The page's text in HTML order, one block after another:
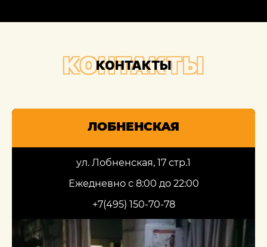
КОНТАКТЫ
КОНТАКТЫ
ЛОБНЕНСКАЯ
ул. Лобненская, 17 стр.1
Ежедневно с 8:00 до 22:00
+7(495) 150-70-78